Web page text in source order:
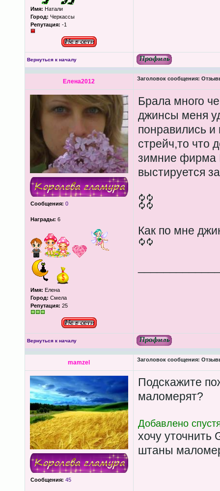
Имя: Натали
Город: Черкассы
Репутация: -1
Вернуться к началу
Елена2012 Заголовок сообщения:
Сообщения: 0
Награды: 6
Имя: Елена
Город: Смела
Репутация: 25
Брала много
джинсы меня
понравились и
стрейч,то что
зимние фирма
выстируется
Как по мне
Вернуться к началу
mamzel Заголовок сообщения:
Сообщения: 45
Подскажите
маломерят?
Добавлено
хочу
штаны